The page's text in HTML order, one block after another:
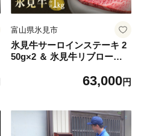
富山県氷見市
氷見牛サーロインステーキ 2
50g×2 ＆ 氷見牛リブロース 5
63,000円